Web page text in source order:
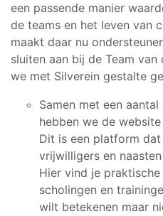
een passende manier
de teams en het leven van
maakt daar nu
sluiten aan bij de Team
we met Silverein gestalte
Samen met een
hebben we de
Dit is een platform
vrijwilligers en
Hier vind je
scholingen en
wilt betekenen maar